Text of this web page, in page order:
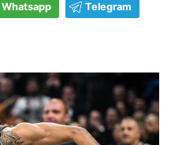
Whatsapp Telegram